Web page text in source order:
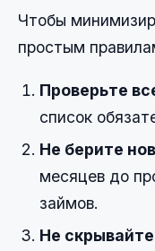
Чтобы
простым
Проверьте
список
Не берите
месяцев до
займов.
Не